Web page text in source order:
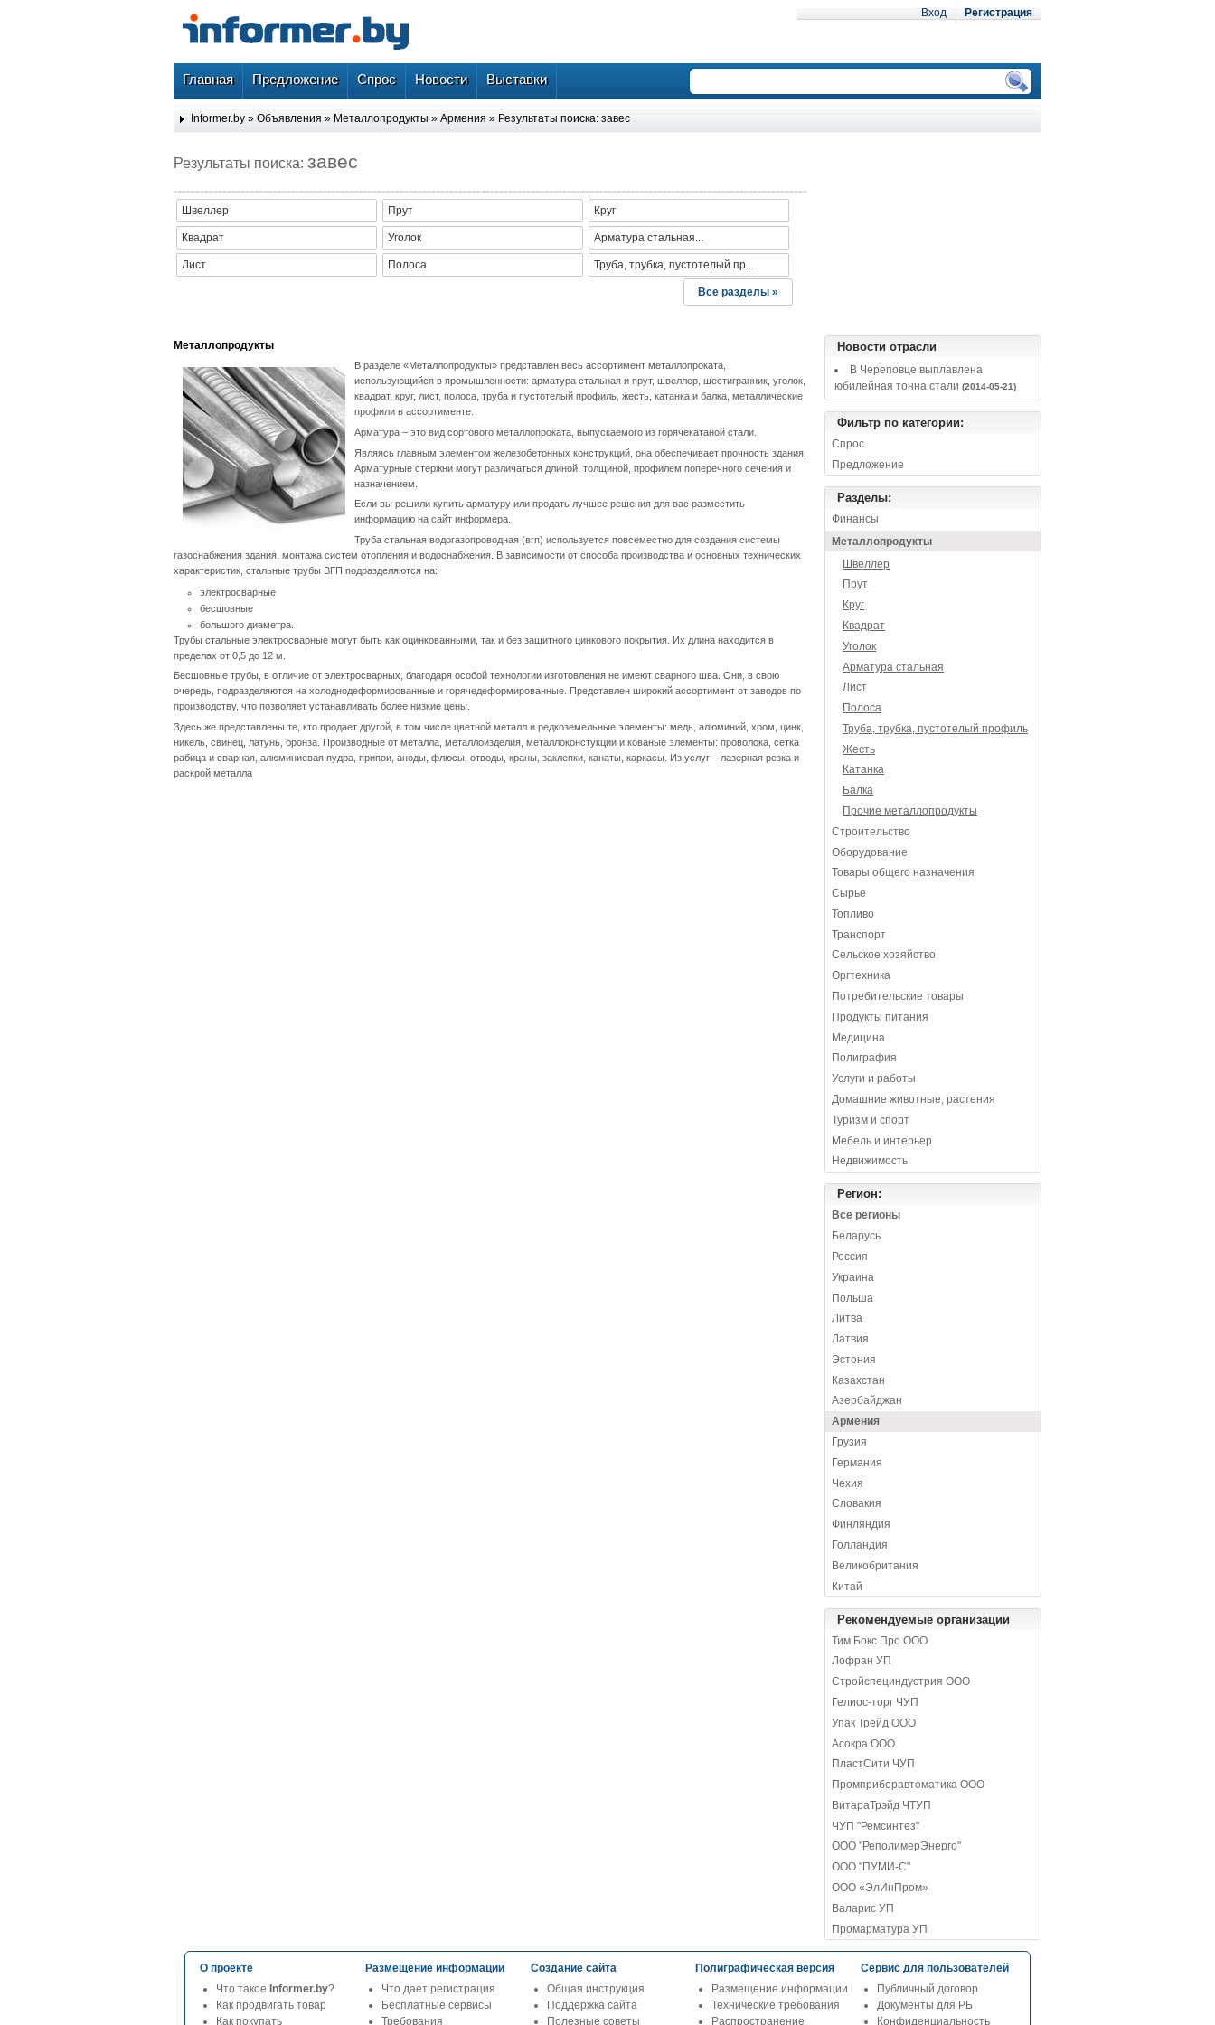
Вход Регистрация
Главная Предложение Спрос Новости Выставки
Informer.by » Объявления » Металлопродукты » Армения » Результаты поиска: завес
Результаты поиска: завес
Швеллер Прут Круг
Квадрат Уголок Арматура стальная...
Лист Полоса Труба, трубка, пустотелый пр...
Все разделы »
Металлопродукты
В разделе «Металлопродукты» представлен весь ассортимент металлопроката,
использующийся в промышленности: арматура стальная и прут, швеллер, шестигранник, уголок,
квадрат, круг, лист, полоса, труба и пустотелый профиль, жесть, катанка и балка, металлические
профили в ассортименте.
Арматура – это вид сортового металлопроката, выпускаемого из горячекатаной стали.
Являясь главным элементом железобетонных конструкций, она обеспечивает прочность здания.
Арматурные стержни могут различаться длиной, толщиной, профилем поперечного сечения и
назначением.
Если вы решили купить арматуру или продать лучшее решения для вас разместить
информацию на сайт информера.
Труба стальная водогазопроводная (вгп) используется повсеместно для создания системы
газоснабжения здания, монтажа систем отопления и водоснабжения. В зависимости от способа производства и основных технических
характеристик, стальные трубы ВГП подразделяются на:
электросварные
бесшовные
большого диаметра.
Трубы стальные электросварные могут быть как оцинкованными, так и без защитного цинкового покрытия. Их длина находится в
пределах от 0,5 до 12 м.
Бесшовные трубы, в отличие от электросварных, благодаря особой технологии изготовления не имеют сварного шва. Они, в свою
очередь, подразделяются на холоднодеформированные и горячедеформированные. Представлен широкий ассортимент от заводов по
производству, что позволяет устанавливать более низкие цены.
Здесь же представлены те, кто продает другой, в том числе цветной металл и редкоземельные элементы: медь, алюминий, хром, цинк,
никель, свинец, латунь, бронза. Производные от металла, металлоизделия, металлоконстукции и кованые элементы: проволока, сетка
рабица и сварная, алюминиевая пудра, припои, аноды, флюсы, отводы, краны, заклепки, канаты, каркасы. Из услуг – лазерная резка и
раскрой металла
Новости отрасли
В Череповце выплавлена
юбилейная тонна стали (2014-05-21)
Фильтр по категории:
Спрос
Предложение
Разделы:
Финансы
Металлопродукты
Швеллер
Прут
Круг
Квадрат
Уголок
Арматура стальная
Лист
Полоса
Труба, трубка, пустотелый профиль
Жесть
Катанка
Балка
Прочие металлопродукты
Строительство
Оборудование
Товары общего назначения
Сырье
Топливо
Транспорт
Сельское хозяйство
Оргтехника
Потребительские товары
Продукты питания
Медицина
Полиграфия
Услуги и работы
Домашние животные, растения
Туризм и спорт
Мебель и интерьер
Недвижимость
Регион:
Все регионы
Беларусь
Россия
Украина
Польша
Литва
Латвия
Эстония
Казахстан
Азербайджан
Армения
Грузия
Германия
Чехия
Словакия
Финляндия
Голландия
Великобритания
Китай
Рекомендуемые организации
Тим Бокс Про ООО
Лофран УП
Стройспециндустрия ООО
Гелиос-торг ЧУП
Упак Трейд ООО
Асокра ООО
ПластСити ЧУП
Промприборавтоматика ООО
ВитараТрэйд ЧТУП
ЧУП "Ремсинтез"
ООО "РеполимерЭнерго"
ООО "ПУМИ-С"
ООО «ЭлИнПром»
Валарис УП
Промарматура УП
О проекте
Что такое Informer.by?
Как продвигать товар
Как покупать
Размещение информации
Что дает регистрация
Бесплатные сервисы
Требования
Создание сайта
Общая инструкция
Поддержка сайта
Полезные советы
Полиграфическая версия
Размещение информации
Технические требования
Распространение
Сервис для пользователей
Публичный договор
Документы для РБ
Конфиденциальность